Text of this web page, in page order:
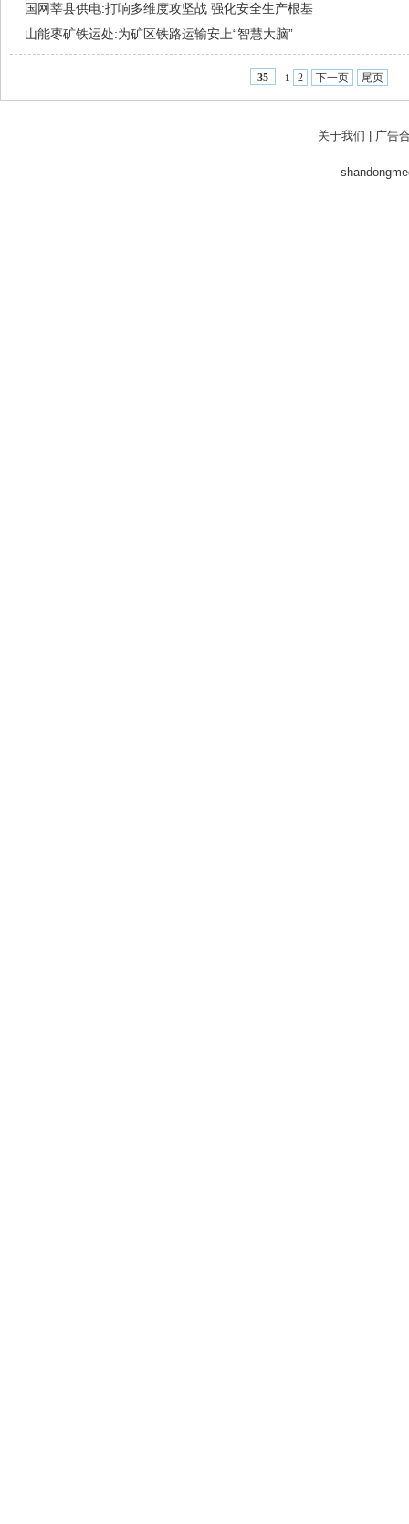
国网莘县供电:打响多维度攻坚战 强化安全生产根基
山能枣矿铁运处:为矿区铁路运输安上“智慧大脑”
35 1 2 下一页 尾页
关于我们 广告